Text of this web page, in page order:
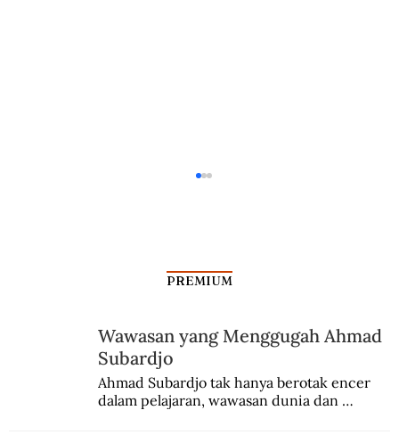
Dalam Jangkauan Radar Bung Kecil
PREMIUM
Wawasan yang Menggugah Ahmad
Subardjo
Ahmad Subardjo tak hanya berotak encer
dalam pelajaran, wawasan dunia dan